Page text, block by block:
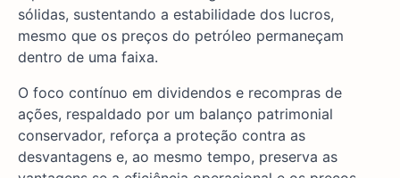
sólidas, sustentando a estabilidade dos lucros,
mesmo que os preços do petróleo permaneçam
dentro de uma faixa.
O foco contínuo em dividendos e recompras de
ações, respaldado por um balanço patrimonial
conservador, reforça a proteção contra as
desvantagens e, ao mesmo tempo, preserva as